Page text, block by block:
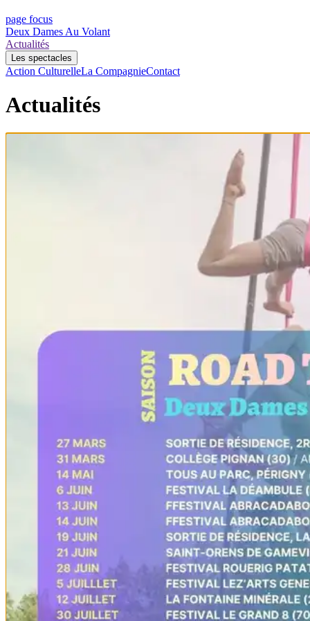
page focus
Deux Dames Au Volant
Actualités
Les spectacles
Action CulturelleLa CompagnieContact
Actualités